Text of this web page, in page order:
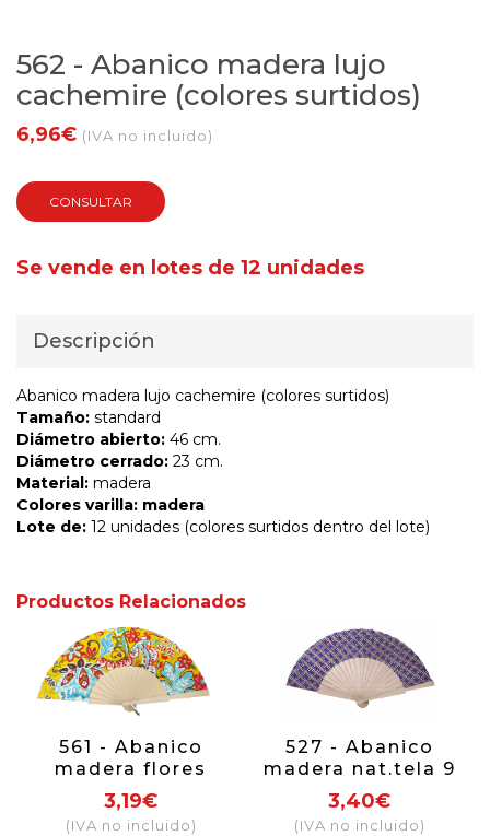
562 - Abanico madera lujo
cachemire (colores surtidos)
6,96€ (IVA no incluido)
CONSULTAR
Se vende en lotes de 12 unidades
Descripción
Abanico madera lujo cachemire (colores surtidos)
Tamaño: standard
Diámetro abierto: 46 cm.
Diámetro cerrado: 23 cm.
Material: madera
Colores varilla: madera
Lote de: 12 unidades (colores surtidos dentro del lote)
Productos Relacionados
561 - Abanico
madera flores
mosaico (colores
surtidos)
3,19€
(IVA no incluido)
527 - Abanico
madera nat.tela 9
cms. est.nudos 1
cara
3,40€
(IVA no incluido)